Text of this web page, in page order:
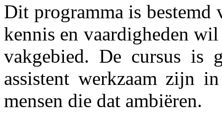
Dit programma is bestemd
kennis en vaardigheden
vakgebied. De cursus is
assistent werkzaam zijn
mensen die dat ambiëren.